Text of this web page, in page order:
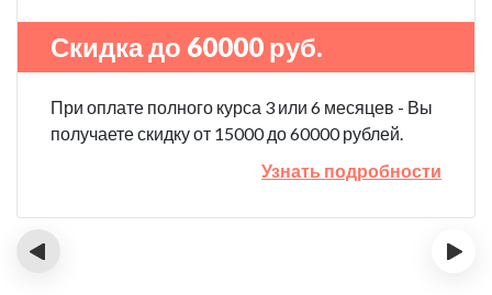
Скидка до 60000 руб.
При оплате полного курса 3 или 6 месяцев - Вы
получаете скидку от 15000 до 60000 рублей.
Узнать подробности
‹ ›